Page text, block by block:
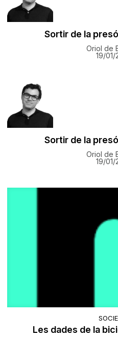
Sortir de la
Oriol de
19/01/
Sortir de la
Oriol de
19/01/
Les dades de la